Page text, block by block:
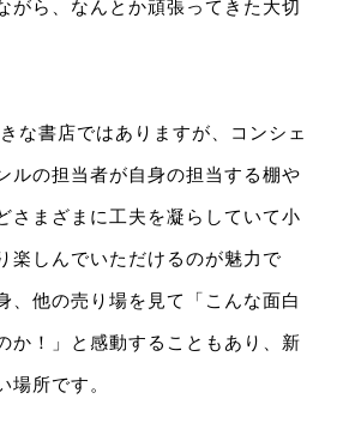
がら、なんとか頑張ってきた大切
な書店ではありますが、コンシェ
ルの担当者が自身の担当する棚や
さまざまに工夫を凝らしていて小
楽しんでいただけるのが魅力で
、他の売り場を見て「こんな面白
か！」と感動することもあり、新
場所です。